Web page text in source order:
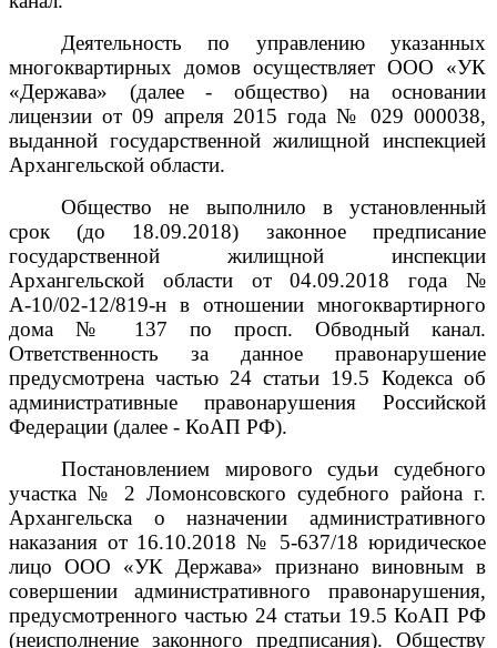
Деятельность по управлению указанных
многоквартирных домов осуществляет ООО «УК
«Держава» (далее - общество) на основании
лицензии от 09 апреля 2015 года № 029 000038,
выданнойгосударственной жилищной инспекцией
Архангельской области.
Общество не выполнило в установленный
срок (до 18.09.2018) законное предписание
государственной жилищной инспекции
Архангельской области от04.09.2018 года №
А-10/02-12/819-н в отношении многоквартирного
дома № 137 по просп. Обводный канал.
Ответственность за данное правонарушение
предусмотреначастью 24статьи 19.5 Кодекса об
административные правонарушения Российской
Федерации (далее - КоАП РФ).
Постановлением мирового судьи судебного
участка № 2 Ломонсовского судебного района г.
Архангельска о назначении административного
наказания от 16.10.2018 № 5-637/18 юридическое
лицо ООО «УК Держава» признано виновным в
совершении административного правонарушения,
предусмотренного частью 24 статьи 19.5 КоАП РФ
(неисполнение законного предписания). Обществу